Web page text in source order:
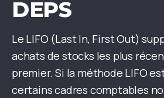
DEPS
Le LIFO (Last In, First Out)
achats de stocks les plus
premier. Si la méthode LIFO
certains cadres comptables